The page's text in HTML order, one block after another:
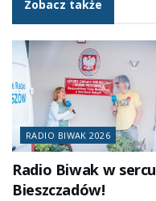
Zobacz także
RADIO BIWAK 2026
Radio Biwak w sercu
Bieszczadów!